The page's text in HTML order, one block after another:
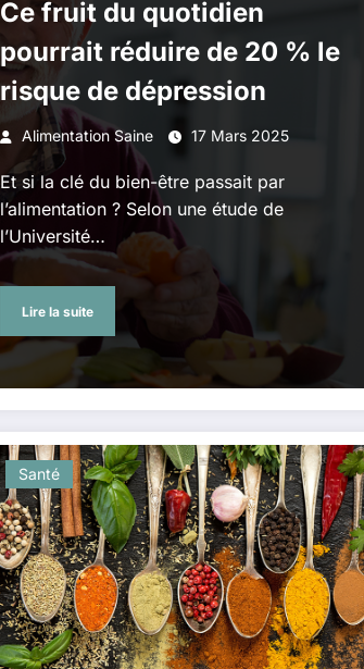
Ce fruit du quotidien
pourrait réduire de 20 % le
risque de dépression
Alimentation Saine 17 Mars 2025
Et si la clé du bien-être passait par
l’alimentation ? Selon une étude de
l’Université…
Lire la suite
Santé